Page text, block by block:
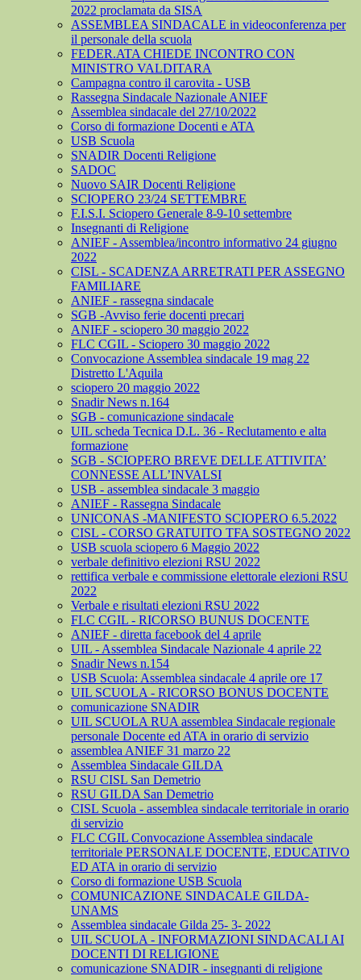
2022 proclamata da SISA
ASSEMBLEA SINDACALE in videoconferenza per
il personale della scuola
FEDER.ATA CHIEDE INCONTRO CON
MINISTRO VALDITARA
Campagna contro il carovita - USB
Rassegna Sindacale Nazionale ANIEF
Assemblea sindacale del 27/10/2022
Corso di formazione Docenti e ATA
USB Scuola
SNADIR Docenti Religione
SADOC
Nuovo SAIR Docenti Religione
SCIOPERO 23/24 SETTEMBRE
F.I.S.I. Sciopero Generale 8-9-10 settembre
Insegnanti di Religione
ANIEF - Assemblea/incontro informativo 24 giugno
2022
CISL - SCADENZA ARRETRATI PER ASSEGNO
FAMILIARE
ANIEF - rassegna sindacale
SGB -Avviso ferie docenti precari
ANIEF - sciopero 30 maggio 2022
FLC CGIL - Sciopero 30 maggio 2022
Convocazione Assemblea sindacale 19 mag 22
Distretto L'Aquila
sciopero 20 maggio 2022
Snadir News n.164
SGB - comunicazione sindacale
UIL scheda Tecnica D.L. 36 - Reclutamento e alta
formazione
SGB - SCIOPERO BREVE DELLE ATTIVITA’
CONNESSE ALL’INVALSI
USB - assemblea sindacale 3 maggio
ANIEF - Rassegna Sindacale
UNICONAS -MANIFESTO SCIOPERO 6.5.2022
CISL - CORSO GRATUITO TFA SOSTEGNO 2022
USB scuola sciopero 6 Maggio 2022
verbale definitivo elezioni RSU 2022
rettifica verbale e commissione elettorale elezioni RSU
2022
Verbale e risultati elezioni RSU 2022
FLC CGIL - RICORSO BUNUS DOCENTE
ANIEF - diretta facebook del 4 aprile
UIL - Assemblea Sindacale Nazionale 4 aprile 22
Snadir News n.154
USB Scuola: Assemblea sindacale 4 aprile ore 17
UIL SCUOLA - RICORSO BONUS DOCENTE
comunicazione SNADIR
UIL SCUOLA RUA assemblea Sindacale regionale
personale Docente ed ATA in orario di servizio
assemblea ANIEF 31 marzo 22
Assemblea Sindacale GILDA
RSU CISL San Demetrio
RSU GILDA San Demetrio
CISL Scuola - assemblea sindacale territoriale in orario
di servizio
FLC CGIL Convocazione Assemblea sindacale
territoriale PERSONALE DOCENTE, EDUCATIVO
ED ATA in orario di servizio
Corso di formazione USB Scuola
COMUNICAZIONE SINDACALE GILDA-
UNAMS
Assemblea sindacale Gilda 25- 3- 2022
UIL SCUOLA - INFORMAZIONI SINDACALI AI
DOCENTI DI RELIGIONE
comunicazione SNADIR - insegnanti di religione